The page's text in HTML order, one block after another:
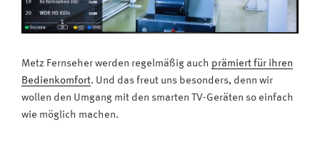
Metz Fernseher werden regelmäßig auch prämiert für ihren
Bedienkomfort. Und das freut uns besonders, denn wir
wollen den Umgang mit den smarten TV-Geräten so einfach
wie möglich machen.